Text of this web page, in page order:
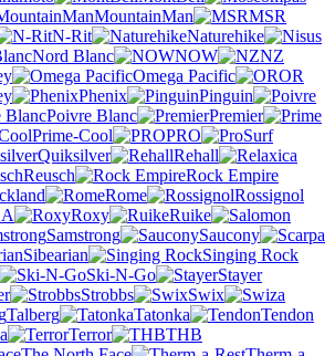
MountainMan
MSR
N-Rit
Naturehike
Nord Blanc NOW
NZ
Omega Pacific
OR
Phenix
Pinguin
Poivre Blanc
Premier
Prime-Cool
PRO
Quiksilver
Rehall
Reusch
Rock Empire
Rome
Rossignol
Roxy
Ruike
Samstrong
Saucony
Sibearian
Singing Rock
Ski-N-Go
Stayer
Strobbs
Swix
Talberg Tatonka
Tendon
Terror
THB